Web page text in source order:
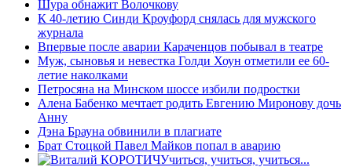
Шура обнажит Волочкову
К 40-летию Синди Кроуфорд снялась для мужского
журнала
Впервые после аварии Караченцов побывал в театре
Муж, сыновья и невестка Голди Хоун отметили ее 60-
летие наколками
Петросяна на Минском шоссе избили подростки
Алена Бабенко мечтает родить Евгению Миронову дочь
Анну
Дэна Брауна обвинили в плагиате
Брат Стоцкой Павел Майков попал в аварию
Учиться, учиться, учиться...